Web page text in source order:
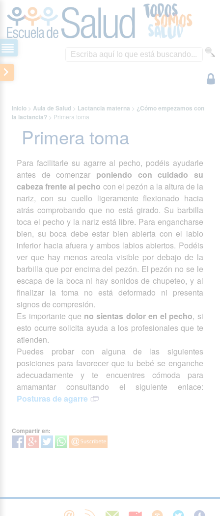
Inicio > Aula de Salud > Lactancia materna > ¿Cómo empezamos con
la lactancia? > Primera toma
Primera toma
Para facilitarle su agarre al pecho, podéis ayudarle
antes de comenzar poniendo con cuidado su
cabeza frente al pecho con el pezón a la altura de la
nariz, con su cuello ligeramente flexionado hacia
atrás comprobando que no está girado. Su barbilla
toca el pecho y la nariz está libre. Para engancharse
bien, su boca debe estar bien abierta con el labio
inferior hacia afuera y ambos labios abiertos. Podéis
ver que hay menos areola visible por debajo de la
barbilla que por encima del pezón. El pezón no se le
escapa de la boca ni hay sonidos de chupeteo, y al
finalizar la toma no está deformado ni presenta
signos de compresión.
Es importante que no sientas dolor en el pecho, si
esto ocurre solicita ayuda a los profesionales que te
atienden.
Puedes probar con alguna de las siguientes
posiciones para favorecer que tu bebé se enganche
adecuadamente y te encuentres cómoda para
amamantar consultando el siguiente enlace:
Posturas de agarre
Compartir en: